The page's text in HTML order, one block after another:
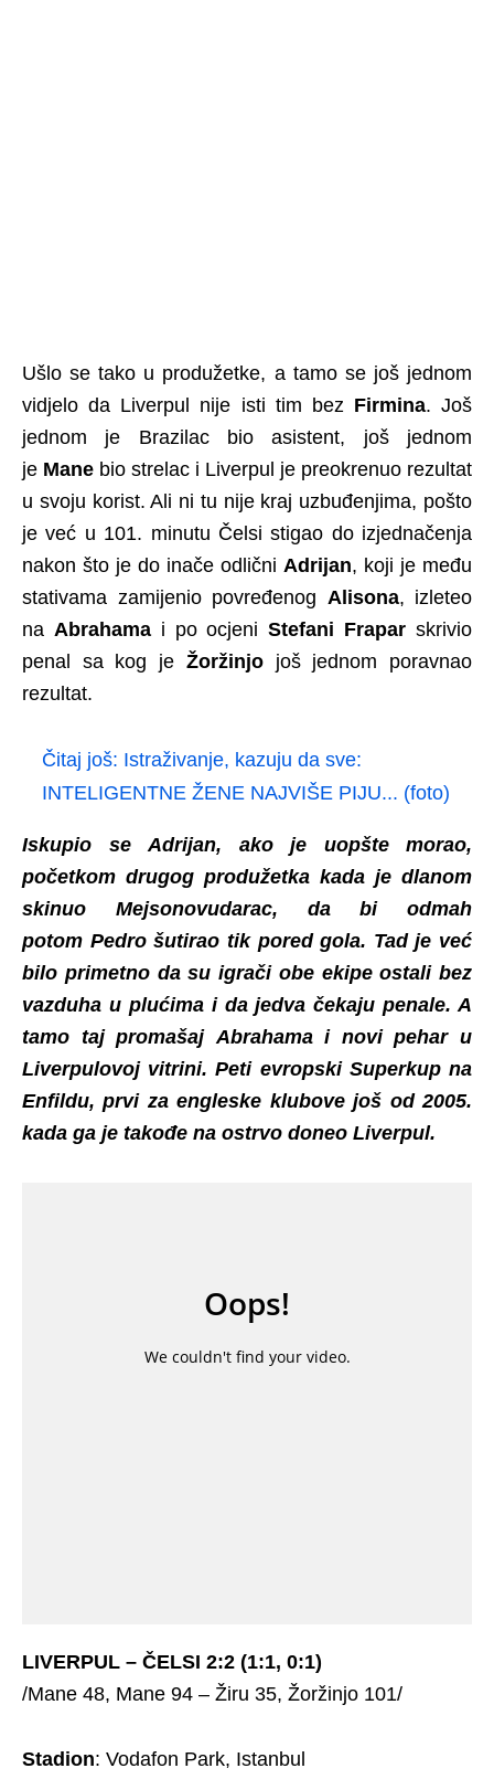
Ušlo se tako u produžetke, a tamo se još jednom
vidjelo da Liverpul nije isti tim bezFirmina. Još
jednom je Brazilac bio asistent, još jednom
je Mane bio strelac i Liverpul je preokrenuo rezultat
u svoju korist. Ali ni tu nije kraj uzbuđenjima, pošto
je već u 101. minutu Čelsi stigao do izjednačenja
nakon što je do inače odlični Adrijan, koji je među
stativama zamijenio povređenog Alisona, izleteo
na Abrahamai po ocjeniStefani Frapar skrivio
penal sa kog je Žoržinjojoš jednom poravnao
rezultat.
Čitaj još: Istraživanje, kazuju da sve:
INTELIGENTNE ŽENE NAJVIŠE PIJU... (foto)
Iskupio se Adrijan, ako je uopšte morao,
početkom drugog produžetka kada je dlanom
skinuo Mejsonovudarac, da bi odmah
potom Pedro šutirao tik pored gola. Tad je već
bilo primetno da su igrači obe ekipe ostali bez
vazduha u plućima i da jedva čekaju penale. A
tamo taj promašaj Abrahama i novi pehar u
Liverpulovoj vitrini. Peti evropski Superkup na
Enfildu, prvi za engleske klubove još od 2005.
kada ga je takođe na ostrvo doneo Liverpul.
LIVERPUL – ČELSI 2:2 (1:1, 0:1)
/Mane 48, Mane 94 – Žiru 35, Žoržinjo 101/
Stadion: Vodafon Park, Istanbul